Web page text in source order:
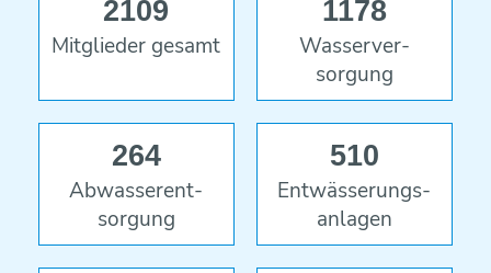
2109
Mitglieder gesamt
1178
Wasser­ver­
sorgung
264
Abwasser­ent­
sorgung
510
Ent­wässer­ungs­
anlagen